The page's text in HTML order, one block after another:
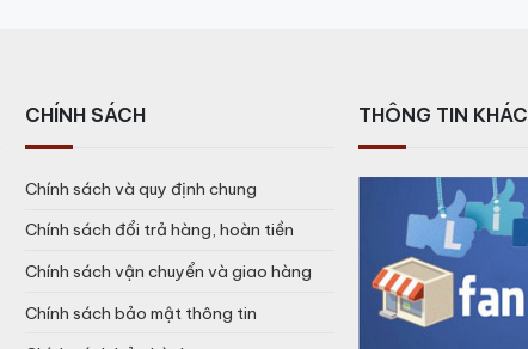
CHÍNH SÁCH
Chính sách và quy định chung
Chính sách đổi trả hàng, hoàn tiền
Chính sách vận chuyển và giao hàng
Chính sách bảo mật thông tin
THÔNG TIN KHÁC